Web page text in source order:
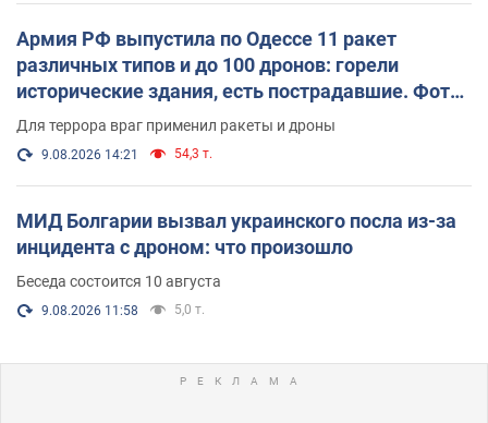
Армия РФ выпустила по Одессе 11 ракет
различных типов и до 100 дронов: горели
исторические здания, есть пострадавшие. Фото
и видео
Для террора враг применил ракеты и дроны
9.08.2026 14:21 54,3 т.
МИД Болгарии вызвал украинского посла из-за
инцидента с дроном: что произошло
Беседа состоится 10 августа
9.08.2026 11:58 5,0 т.